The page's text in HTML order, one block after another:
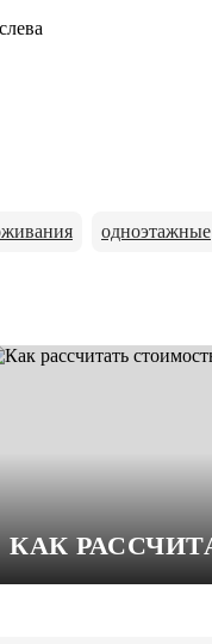
одноэтажные
КАК